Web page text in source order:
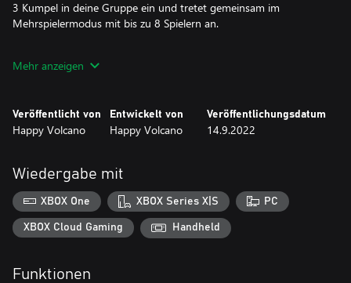
3 Kumpel in deine Gruppe ein und tretet gemeinsam im
Mehrspielermodus mit bis zu 8 Spielern an.
feststellen: You Suck at Parking™.
Mehr anzeigen
Veröffentlicht von
Happy Volcano
Entwickelt von
Happy Volcano
Veröffentlichungsdatum
14.9.2022
Wiedergabe mit
XBOX One XBOX Series X|S PC
XBOX Cloud Gaming Handheld
Funktionen